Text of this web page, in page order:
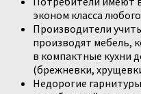
эконом класса
Производители
производят мебель,
в компактные кухни
(брежневки,
Недорогие